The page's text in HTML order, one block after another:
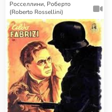
Росселлини, Роберто
(Roberto Rossellini)